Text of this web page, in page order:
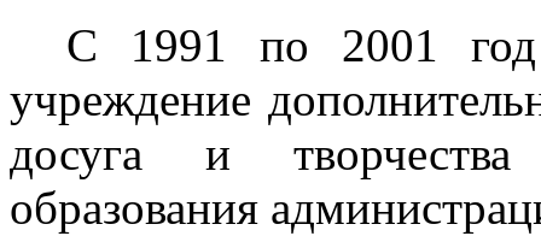
С 1991 по 2001 год
учреждение
досуга и
образования